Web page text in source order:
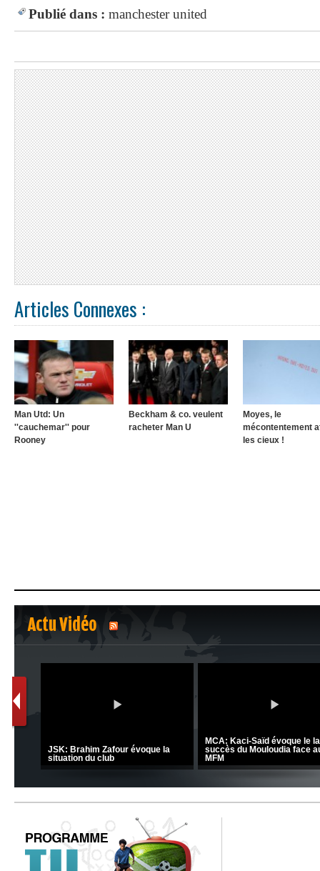
Publié dans : manchester united
Articles Connexes :
Man Utd: Un
''cauchemar'' pour
Rooney
Beckham & co. veulent
racheter Man U
Moyes, le
mécontentement
les cieux !
Actu Vidéo
1 2
MCA: Kaci-Saïd évoque le
succès du Mouloudia face
MFM
JSK: Brahim Zafour évoque la
situation du club